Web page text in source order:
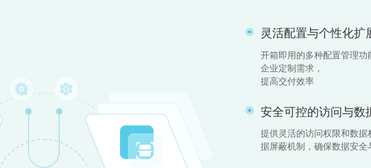
灵活配置与个性化扩
开箱即用的多种配置管理
企业定制需求，
提高交付效率
安全可控的访问与数
提供灵活的访问权限和数
据屏蔽机制，确保数据安全